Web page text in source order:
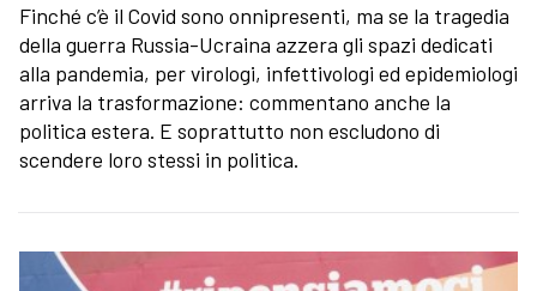
Finché c’è il Covid sono onnipresenti, ma se la tragedia
della guerra Russia-Ucraina azzera gli spazi dedicati
alla pandemia, per virologi, infettivologi ed epidemiologi
arriva la trasformazione: commentano anche la
politica estera. E soprattutto non escludono di
scendere loro stessi in politica.